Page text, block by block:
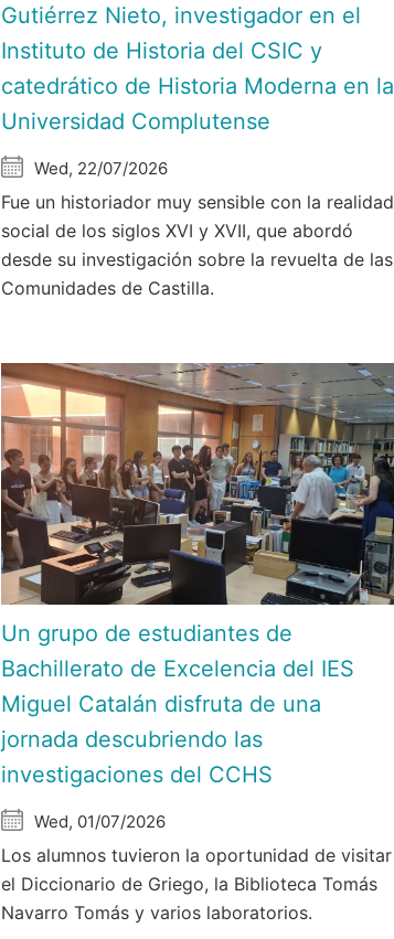
Gutiérrez Nieto, investigador en el
Instituto de Historia del CSIC y
catedrático de Historia Moderna en la
Universidad Complutense
Wed, 22/07/2026
Fue un historiador muy sensible con la realidad
social de los siglos XVI y XVII, que abordó
desde su investigación sobre la revuelta de las
Comunidades de Castilla.
Un grupo de estudiantes de
Bachillerato de Excelencia del IES
Miguel Catalán disfruta de una
jornada descubriendo las
investigaciones del CCHS
Wed, 01/07/2026
Los alumnos tuvieron la oportunidad de visitar
el Diccionario de Griego, la Biblioteca Tomás
Navarro Tomás y varios laboratorios.